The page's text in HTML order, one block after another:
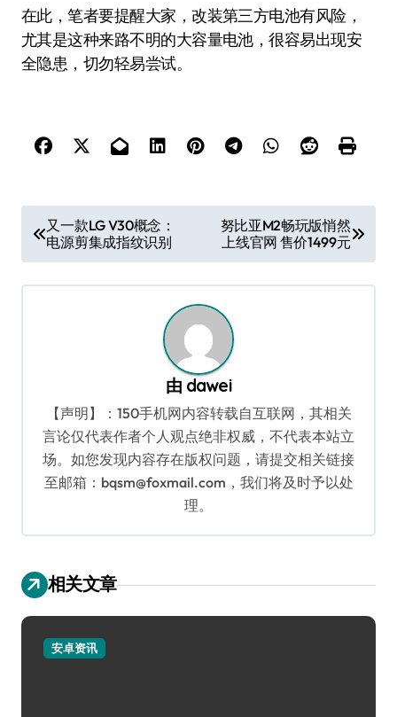
在此，笔者要提醒大家，改装第三方电池有风险，
尤其是这种来路不明的大容量电池，很容易出现安
全隐患，切勿轻易尝试。
章
导
又一款LG V30概念：
电源剪集成指纹识别
努比亚M2畅玩版悄然
上线官网 售价1499元
由 dawei
【声明】：150手机网内容转载自互联网，其相关
言论仅代表作者个人观点绝非权威，不代表本站立
场。如您发现内容存在版权问题，请提交相关链接
至邮箱：bqsm@foxmail.com，我们将及时予以处
理。
相关文章
安卓资讯